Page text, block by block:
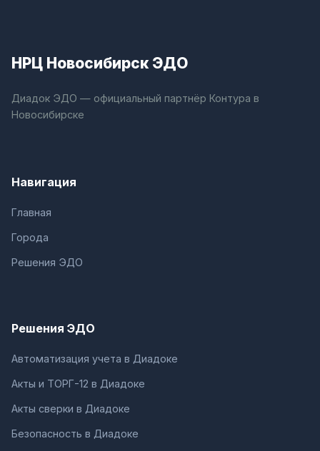
НРЦ Новосибирск ЭДО
Диадок ЭДО — официальный партнёр Контура в
Новосибирске
Навигация
Главная
Города
Решения ЭДО
Решения ЭДО
Автоматизация учета в Диадоке
Акты и ТОРГ-12 в Диадоке
Акты сверки в Диадоке
Безопасность в Диадоке